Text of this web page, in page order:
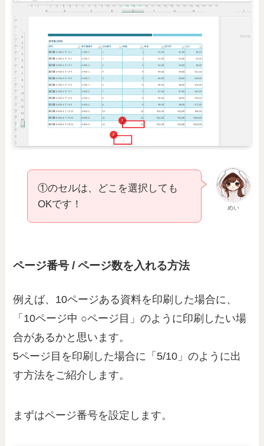
めい
①のセルは、どこを選択しても
OKです！
ページ番号 / ページ数を入れる方法
例えば、10ページある資料を印刷した場合に、
「10ページ中 ○ページ目」のように印刷したい場
合があるかと思います。
5ページ目を印刷した場合に「5/10」のように出
す方法をご紹介します。
まずはページ番号を設定します。